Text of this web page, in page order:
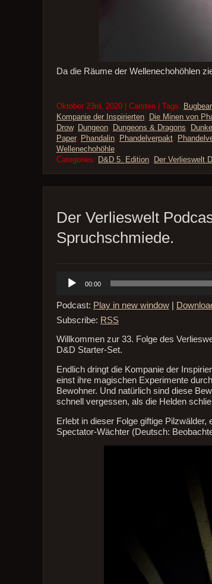
Da die Räume der Wellenechohöhlen
Oktober 23rd, 2020 | Carsten | Tags: Bugbear,
Kompanie der Inspirierten, Die Minen von
Drow, Dungeon, Dungeons & Dragons
Paper, Phandalin, Phandelverpakt,
Wellenechohöhle.
Categories: D&D 5. Edition, Der Verlieswelt
Der Verlieswelt
Spruchschmiede.
Audio-
Player
00:00
Podcast: Play in new window|
Subscribe: RSS
Willkommen zur 33. Folge des
D&D Starter-Set.
Endlich dringt die Kompanie der
einst ihre magischen Experimente
Bewohner. Und natürlich sind diese
schnell vergessen, als die Helden
Erlebt in dieser Folge giftige
Spectator-Wächter (Deutsch: